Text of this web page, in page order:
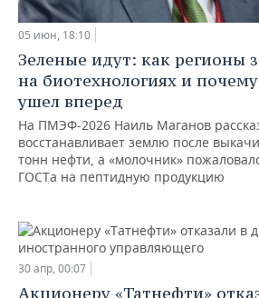
05 июн, 18:10
Зеленые идут: как регионы
на биотехнологиях и
ушел вперед
На ПМЭФ-2026 Наиль Маганов
восстанавливает землю после
тонн нефти, а «молочник»
ГОСТа на пептидную продукцию
30 апр, 00:07
Акционеру «Татнефти»